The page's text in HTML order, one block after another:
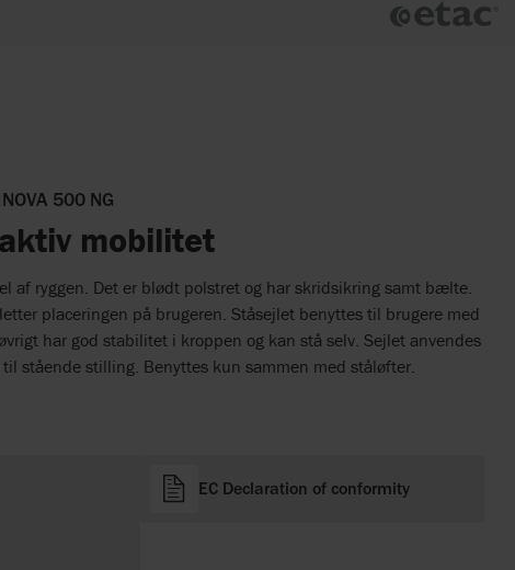
500 NG
mobilitet
af ryggen. Det er blødt polstret og har skridsikring samt bælte.
placeringen på brugeren. Ståsejlet benyttes til brugere med
har god stabilitet i kroppen og kan stå selv. Sejlet anvendes
stående stilling. Benyttes kun sammen med ståløfter.
EC Declaration of conformity